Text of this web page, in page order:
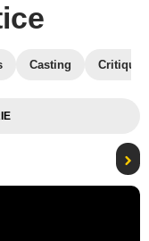
Casting